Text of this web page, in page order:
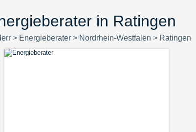
in Ratingen
> Energieberater> Nordrhein-Westfalen > Ratingen